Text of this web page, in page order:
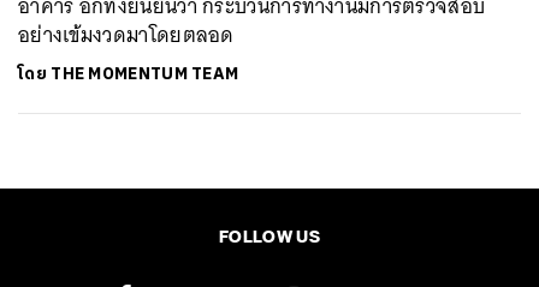
อย่างเข้มงวดมาโดยตลอด
โดย THE MOMENTUM TEAM
FOLLOW US